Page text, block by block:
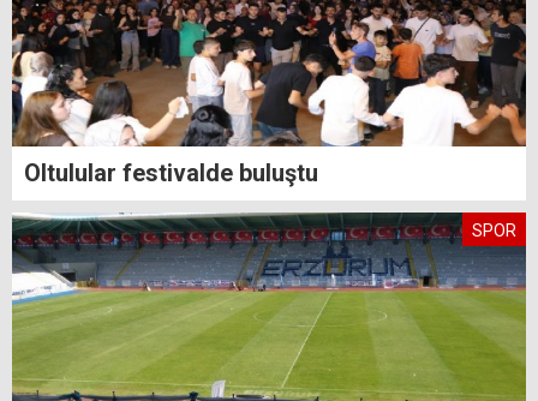
Oltulular festivalde buluştu
SPOR